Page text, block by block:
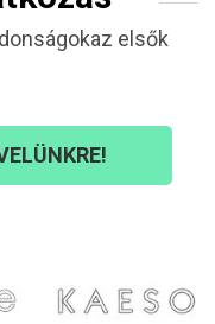
biztosít
hajvágógép
élességét. A
megtalálhatja
elsők